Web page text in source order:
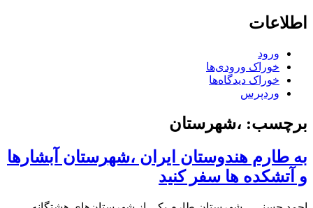
اطلاعات
ورود
خوراک ورودی‌ها
خوراک دیدگاه‌ها
وردپرس
برچسب: ،شهرستان
به طارم هندوستان ایران ،شهرستان آبشارها
و آتشکده ها سفر کنید